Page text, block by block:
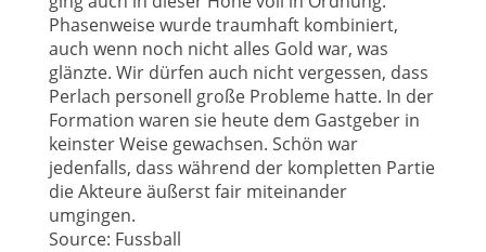
Phasenweise wurde traumhaft kombiniert,
auch wenn noch nicht alles Gold war, was
glänzte. Wir dürfen auch nicht vergessen, dass
Perlach personell große Probleme hatte. In der
Formation waren sie heute dem Gastgeber in
keinster Weise gewachsen. Schön war
jedenfalls, dass während der kompletten Partie
die Akteure äußerst fair miteinander
umgingen.
Source: Fussball